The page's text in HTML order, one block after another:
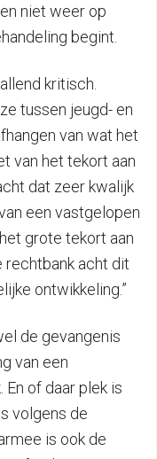
niet weer op
begint.
kritisch.
tussen jeugd- en
van wat het
van het tekort aan
dat zeer kwalijk
een vastgelopen
grote tekort aan
rechtbank acht dit
ontwikkeling.”
de gevangenis
van een
En of daar plek is
volgens de
is ook de